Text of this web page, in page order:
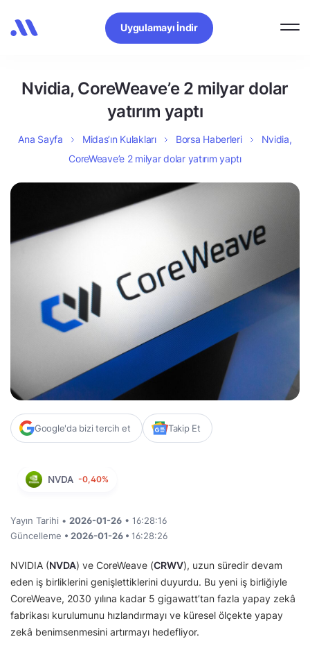
Uygulamayı İndir
Nvidia, CoreWeave’e 2 milyar dolar
yatırım yaptı
Ana Sayfa Midas’ın Kulakları Borsa Haberleri
Nvidia,
CoreWeave’e 2 milyar dolar yatırım yaptı
Google'da bizi tercih et Takip Et
NVDA -0,40%
Yayın Tarihi • 2026-01-26 • 16:28:16
Güncelleme • 2026-01-26 • 16:28:26
NVIDIA (NVDA) ve CoreWeave (CRWV), uzun süredir devam
eden iş birliklerini genişlettiklerini duyurdu. Bu yeni iş birliğiyle
CoreWeave, 2030 yılına kadar 5 gigawatt’tan fazla yapay zekâ
fabrikası kurulumunu hızlandırmayı ve küresel ölçekte yapay
zekâ benimsenmesini artırmayı hedefliyor.